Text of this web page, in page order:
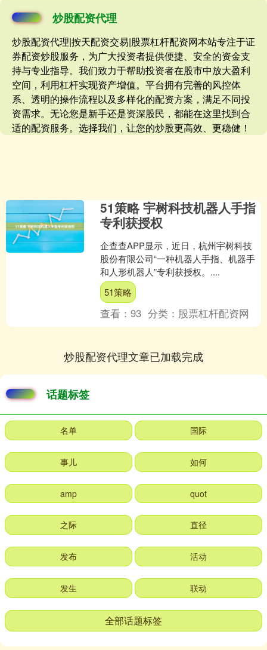
炒股配资代理
炒股配资代理|按天配资交易|股票杠杆配资网本站专注于证
券配资炒股服务，为广大投资者提供便捷、安全的资金支
持与专业指导。我们致力于帮助投资者在股市中放大盈利
空间，利用杠杆实现资产增值。平台拥有完善的风控体
系、透明的操作流程以及多样化的配资方案，满足不同投
资需求。无论您是新手还是资深股民，都能在这里找到合
适的配资服务。选择我们，让您的炒股更高效、更稳健！
51策略 宇树科技机器人手指
专利获授权
企查查APP显示，近日，杭州宇树科技
股份有限公司“一种机器人手指、机器手
和人形机器人”专利获授权。....
51策略
查看：93 分类： 股票杠杆配资网
炒股配资代理文章已加载完成
话题标签
名单 国际
事儿 如何
amp quot
之际 直径
发布 活动
发生 联动
全部话题标签